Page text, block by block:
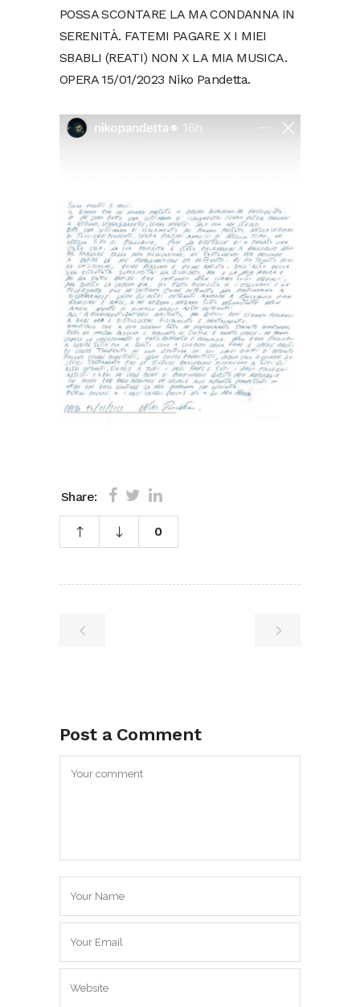
POSSA SCONTARE LA MA CONDANNA IN
SERENITÀ. FATEMI PAGARE X I MIEI
SBABLI (REATI) NON X LA MIA MUSICA.
OPERA 15/01/2023 Niko Pandetta.
Share:
0
Post a Comment